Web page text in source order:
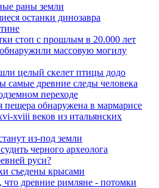
раны земли
останки динозавра
стоп с прошлым в 20.000 лет
массовую могилу
целый скелет птицы додо
самые древние следы человека
переходе
обнаружена в мармарисе
xviii веков из итальянских
из-под земли
черного археолога
руси?
съедены крысами
древние римляне - потомки